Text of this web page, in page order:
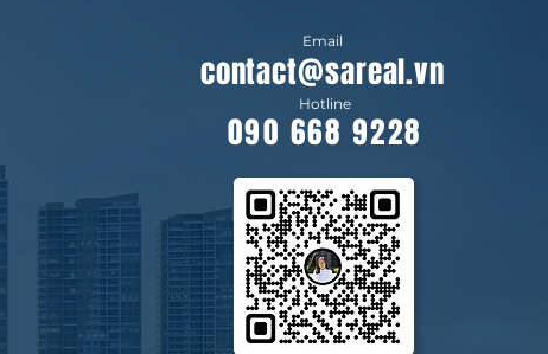
Email
contact@sareal.vn
Hotline
090 668 9228